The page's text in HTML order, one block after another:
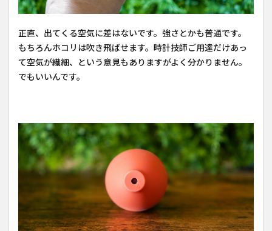
正直、出てくる空気に差はないです。強さとかも普通です。
もちろんホコリは吹き飛ばせます。時計技師ご用達だけあっ
て空気が繊細、という意見もありますがよく分かりません。
でもいいんです。